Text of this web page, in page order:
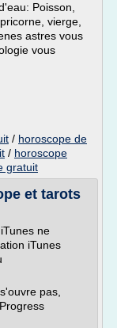
Poisson,
vierge,
astres vous
vous
/ horoscope de
/ horoscope
gratuit
et tarots
ne
iTunes
pas,